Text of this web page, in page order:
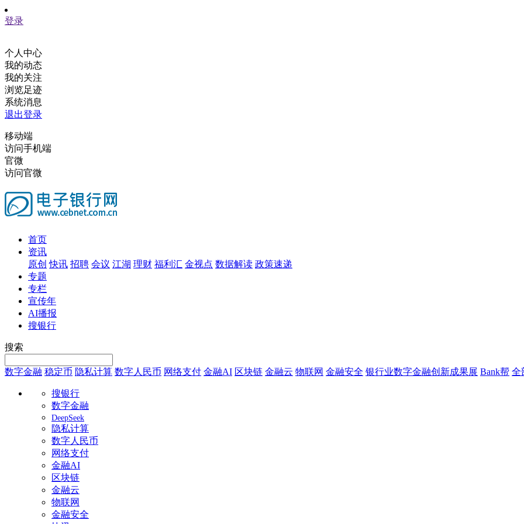
登录
个人中心
我的动态
我的关注
浏览足迹
系统消息
退出登录
移动端
访问手机端
官微
访问官微
首页
资讯
原创 快讯 招聘 会议 江湖 理财 福利汇 金视点 数据解读 政策速递
专题
专栏
宣传年
AI播报
搜银行
搜索
数字金融 稳定币 隐私计算 数字人民币 网络支付 金融AI 区块链 金融云 物联网 金融安全 银行业数字金融创新成果展 Bank帮 全
搜银行
数字金融
DeepSeek
隐私计算
数字人民币
网络支付
金融AI
区块链
金融云
物联网
金融安全